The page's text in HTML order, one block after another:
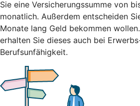
Sie eine Versicherungssumme von
monatlich. Außerdem entscheiden
Monate lang Geld bekommen
erhalten Sie dieses auch bei
Berufsunfähigkeit.